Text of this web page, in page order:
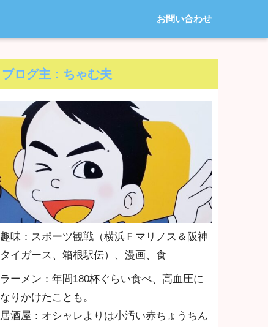
お問い合わせ
ブログ主：ちゃむ夫
趣味：スポーツ観戦（横浜Ｆマリノス＆阪神
タイガース、箱根駅伝）、漫画、食
ラーメン：年間180杯ぐらい食べ、高血圧に
なりかけたことも。
居酒屋：オシャレよりは小汚い赤ちょうちん